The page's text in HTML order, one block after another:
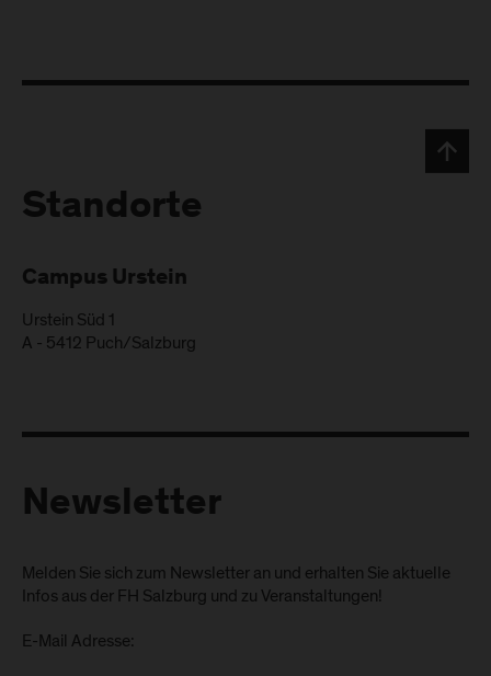
Standorte
Campus Urstein
Urstein Süd 1
A - 5412 Puch/Salzburg
Newsletter
Melden Sie sich zum Newsletter an und erhalten Sie aktuelle
Infos aus der FH Salzburg und zu Veranstaltungen!
E-Mail Adresse: